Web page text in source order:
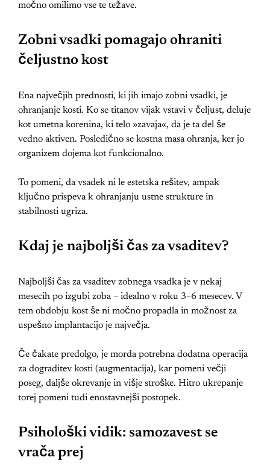
močno omilimo vse te težave.
Zobni vsadki pomagajo ohraniti
čeljustno kost
Ena največjih prednosti, ki jih imajo zobni vsadki, je
ohranjanje kosti. Ko se titanov vijak vstavi v čeljust, deluje
kot umetna korenina, ki telo »zavaja«, da je ta del še
vedno aktiven. Posledično se kostna masa ohranja, ker jo
organizem dojema kot funkcionalno.
To pomeni, da vsadek ni le estetska rešitev, ampak
ključno prispeva k ohranjanju ustne strukture in
stabilnosti ugriza.
Kdaj je najboljši čas za vsaditev?
Najboljši čas za vsaditev zobnega vsadka je v nekaj
mesecih po izgubi zoba – idealno v roku 3–6 mesecev. V
tem obdobju kost še ni močno propadla in možnost za
uspešno implantacijo je največja.
Če čakate predolgo, je morda potrebna dodatna operacija
za dograditev kosti (augmentacija), kar pomeni večji
poseg, daljše okrevanje in višje stroške. Hitro ukrepanje
torej pomeni tudi enostavnejši postopek.
Psihološki vidik: samozavest se
vrača prej